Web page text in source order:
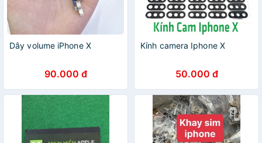
Dây volume iPhone X
90.000 đ
Kính camera Iphone X
50.000 đ